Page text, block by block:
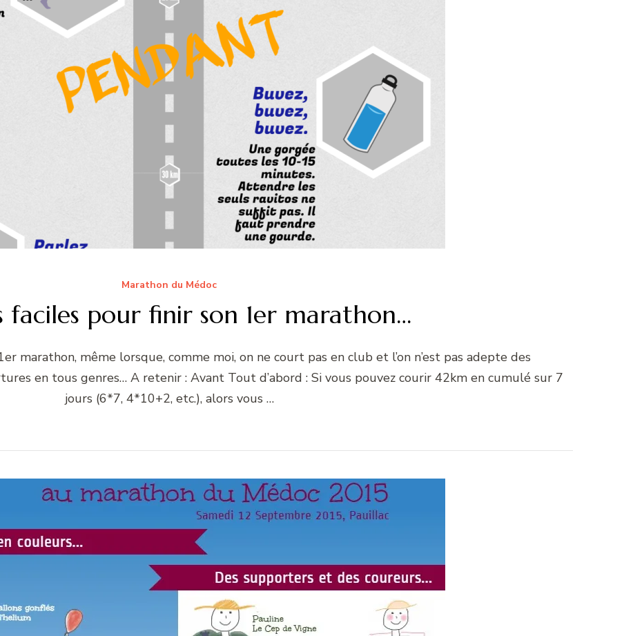
Marathon du Médoc
faciles pour finir son 1er marathon…
marathon, même lorsque, comme moi, on ne court pas en club et l’on n’est pas adepte des
en tous genres… A retenir : Avant Tout d’abord : Si vous pouvez courir 42km en cumulé sur 7
jours (6*7, 4*10+2, etc.), alors vous …